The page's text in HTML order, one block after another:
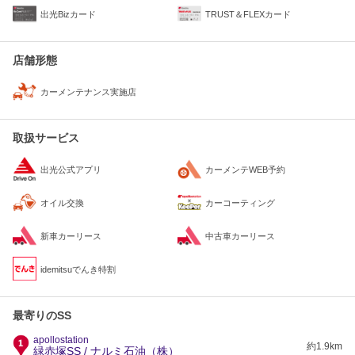
出光Bizカード TRUST＆FLEXカード
店舗形態
カーメンテナンス実施店
取扱サービス
出光公式アプリ カーメンテWEB予約
オイル交換 カーコーティング
新車カーリース 中古車カーリース
idemitsuでんき特割
最寄りのSS
apollostation
緑赤塚SS / ナルミ石油（株） 約1.9km